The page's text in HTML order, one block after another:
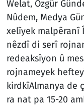
Welat, Özgür
Nûdem, Medya
xelîyek malpêranî
nêzdî di serî
redeaksîyon û
rojnameyek
kirdkîAlmanya de
ra nat pa 15-20